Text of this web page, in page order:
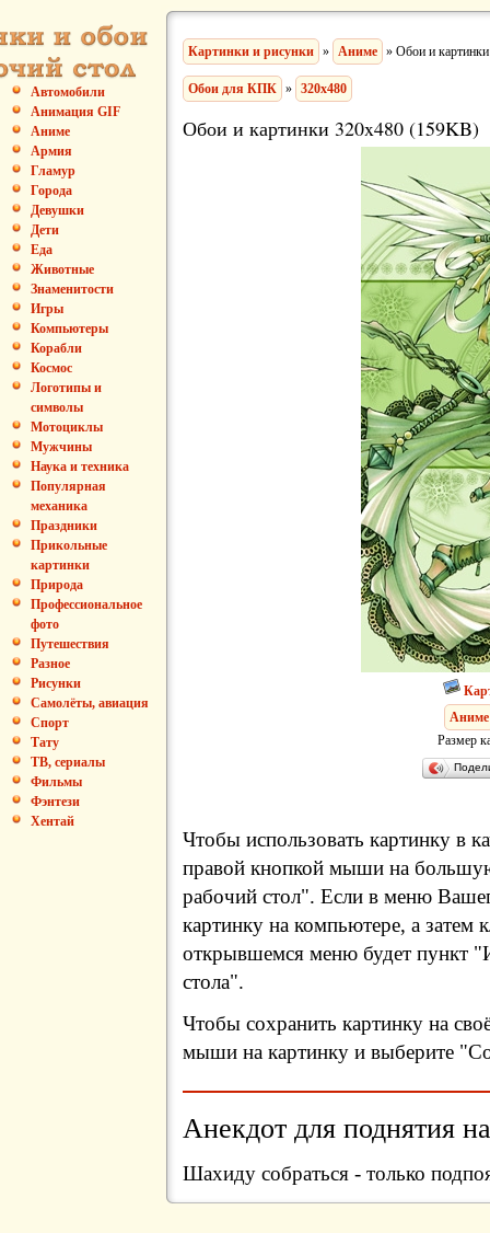
Автомобили
Анимация GIF
Аниме
Армия
Гламур
Города
Девушки
Дети
Еда
Животные
Знаменитости
Игры
Компьютеры
Корабли
Космос
Логотипы и
символы
Мотоциклы
Мужчины
Наука и техника
Популярная
механика
Праздники
Прикольные
картинки
Природа
Профессиональное
фото
Путешествия
Разное
Рисунки
Самолёты, авиация
Спорт
Тату
ТВ, сериалы
Фильмы
Фэнтези
Хентай
Картинки и рисунки » Аниме » Обои и картинки
Обои для КПК » 320x480
Обои и картинки 320x480 (159KB)
Аниме
Размер
Чтобы использовать картинку в
правой кнопкой мыши на
рабочий стол". Если в меню
картинку на компьютере, а затем
открывшемся меню будет пункт
стола".
Чтобы сохранить картинку на
мыши на картинку и выберите
Анекдот для поднятия
Шахиду собраться - только